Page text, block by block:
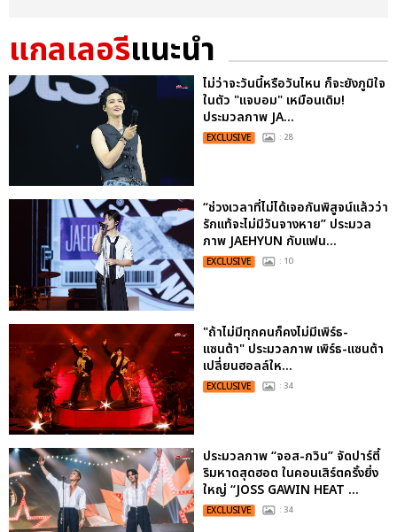
แกลเลอรีแนะนำ
ไม่ว่าจะวันนี้หรือวันไหน ก็จะยังภูมิใจ
ในตัว "แจบอม" เหมือนเดิม!
ประมวลภาพ JA...
EXCLUSIVE : 28
“ช่วงเวลาที่ไม่ได้เจอกันพิสูจน์แล้วว่า
รักแท้จะไม่มีวันจางหาย” ประมวล
ภาพ JAEHYUN กับแฟน...
EXCLUSIVE : 10
"ถ้าไม่มีทุกคนก็คงไม่มีเพิร์ธ-
แซนต้า" ประมวลภาพ เพิร์ธ-แซนต้า
เปลี่ยนฮอลล์ให...
EXCLUSIVE : 34
ประมวลภาพ “จอส-กวิน” จัดปาร์ตี้
ริมหาดสุดฮอต ในคอนเสิร์ตครั้งยิ่ง
ใหญ่ “JOSS GAWIN HEAT ...
EXCLUSIVE : 34